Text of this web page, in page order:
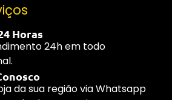
Horas
24h em todo
da sua região via Whatsapp